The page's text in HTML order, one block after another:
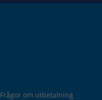
Frågor om utbetalning